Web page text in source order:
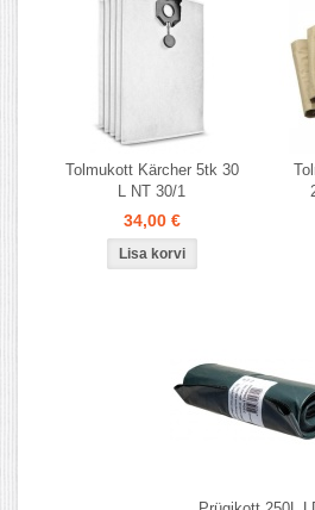
Tolmukott Kärcher 5tk 30
L NT 30/1
34,00 €